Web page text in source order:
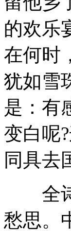
的欢乐
在何时
犹如雪
是：有
变白呢
同具去
全诗
愁思。